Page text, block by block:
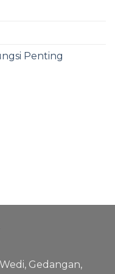
Penting
Gedangan,